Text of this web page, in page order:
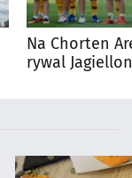
Na Chorten
rywal